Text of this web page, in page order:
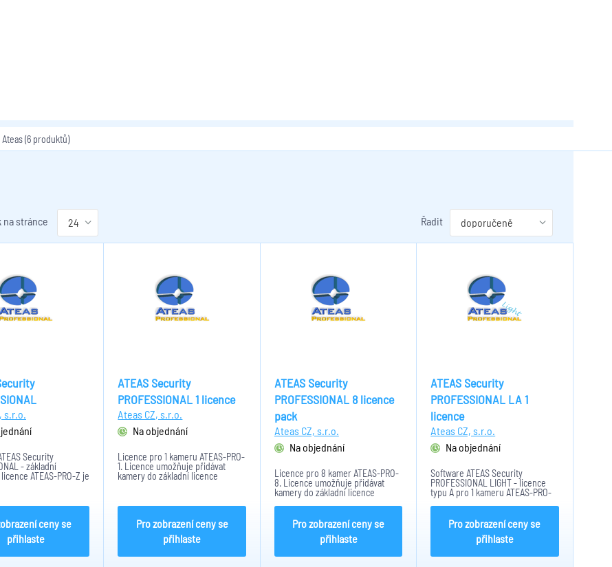
Ateas(6 produktů)
na stránce Řadit
s.r.o.
Security
- základní
ATEAS-PRO-Z je
ceny se
přihlaste
ATEAS Security
PROFESSIONAL 1 licence
Ateas CZ, s.r.o.
Na objednání
Licence pro 1 kameru ATEAS-PRO-
1. Licence umožňuje přidávat
kamery do základní licence
ATEAS-PRO-Z až do max. počtu 64.
Pro zobrazení ceny se
přihlaste
ATEAS Security
PROFESSIONAL 8 licence
pack
Ateas CZ, s.r.o.
Na objednání
Licence pro 8 kamer ATEAS-PRO-
8. Licence umožňuje přidávat
kamery do základní licence
ATEAS-PRO-Z až do max. počtu 64.
Pro zobrazení ceny se
přihlaste
ATEAS Security
PROFESSIONAL LA 1
licence
Ateas CZ, s.r.o.
Na objednání
Software ATEAS Security
PROFESSIONAL LIGHT - licence
typu A pro 1 kameru ATEAS-PRO-
LA1. Licence typu A umožňuje
32 a současný přístup 4 klientům.
Pro zobrazení ceny se
přihlaste